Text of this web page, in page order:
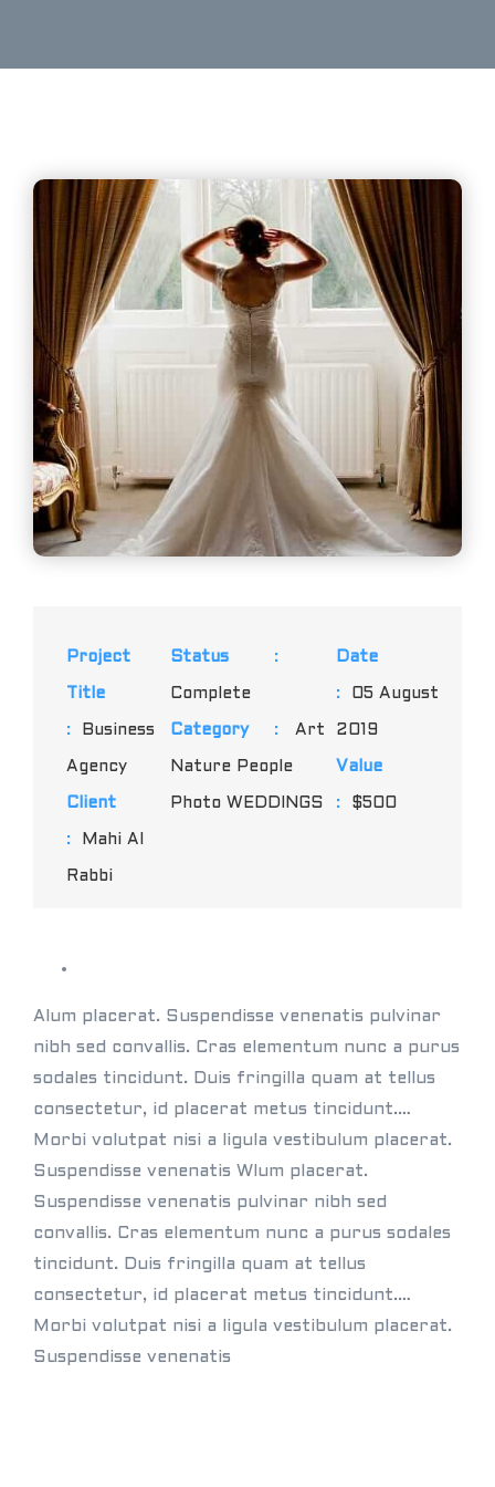
Project
Title
: Business
Agency
Client
: Mahi Al
Rabbi
Status :
Complete
Category : Art
Nature People
Photo WEDDINGS
Date
: 05 August
2019
Value
: $500
Alum placerat. Suspendisse venenatis pulvinar
nibh sed convallis. Cras elementum nunc a purus
sodales tincidunt. Duis fringilla quam at tellus
consectetur, id placerat metus tincidunt.…
Morbi volutpat nisi a ligula vestibulum placerat.
Suspendisse venenatis Wlum placerat.
Suspendisse venenatis pulvinar nibh sed
convallis. Cras elementum nunc a purus sodales
tincidunt. Duis fringilla quam at tellus
consectetur, id placerat metus tincidunt.…
Morbi volutpat nisi a ligula vestibulum placerat.
Suspendisse venenatis